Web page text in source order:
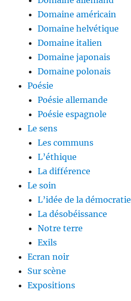
Domaine américain
Domaine helvétique
Domaine italien
Domaine japonais
Domaine polonais
Poésie
Poésie allemande
Poésie espagnole
Le sens
Les communs
L’éthique
La différence
Le soin
L’idée de la démocratie
La désobéissance
Notre terre
Exils
Ecran noir
Sur scène
Expositions